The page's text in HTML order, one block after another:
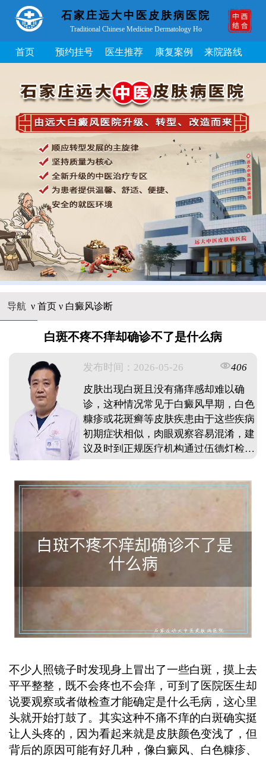
石家庄远大中医皮肤病医院
Traditional Chinese Medicine Dermatology Ho
首页 预约挂号 医生推荐 康复案例 来院路线
导航 ν 首页ν 白癜风诊断
白斑不疼不痒却确诊不了是什么病
发布时间：2026-05-26
406
皮肤出现白斑且没有痛痒感却难以确
诊，这种情况常见于白癜风早期，白色
糠疹或花斑癣等皮肤疾患由于这些疾病
初期症状相似，肉眼观察容易混淆，建
议及时到正规医疗机构通过伍德灯检
癜风早期表现为浅白色斑块，表面光滑
察白斑变化，做好防晒保护。 ...
不少人照镜子时发现身上冒出了一些白斑，摸上去
平平整整，既不会疼也不会痒，可到了医院医生却
说要观察或者做检查才能确定是什么毛病，这心里
头就开始打鼓了。其实这种不痛不痒的白斑确实挺
让人头疼的，因为看起来就是皮肤颜色变浅了，但
背后的原因可能有好几种，像白癜风、白色糠疹、